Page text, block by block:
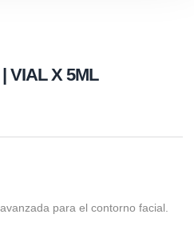
VIAL X 5ML
para el contorno facial.